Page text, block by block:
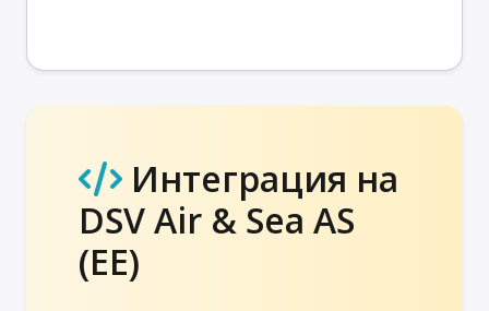
Интеграция на
DSV Air & Sea AS
(EE)